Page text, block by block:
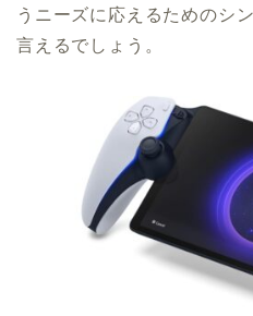
うニーズに応えるためのシ
言えるでしょう。